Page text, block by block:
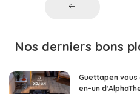
Nos derniers bons
Guettapen vous
en-un